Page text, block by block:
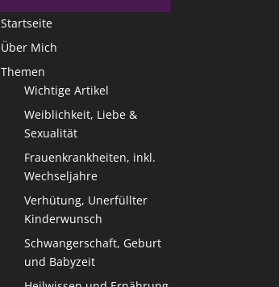
Startseite
Über Mich
Themen
Wichtige Artikel
Weiblichkeit, Liebe &
Sexualität
Frauenkrankheiten, inkl.
Wechseljahre
Verhütung, Unerfüllter
Kinderwunsch
Schwangerschaft, Geburt
und Babyzeit